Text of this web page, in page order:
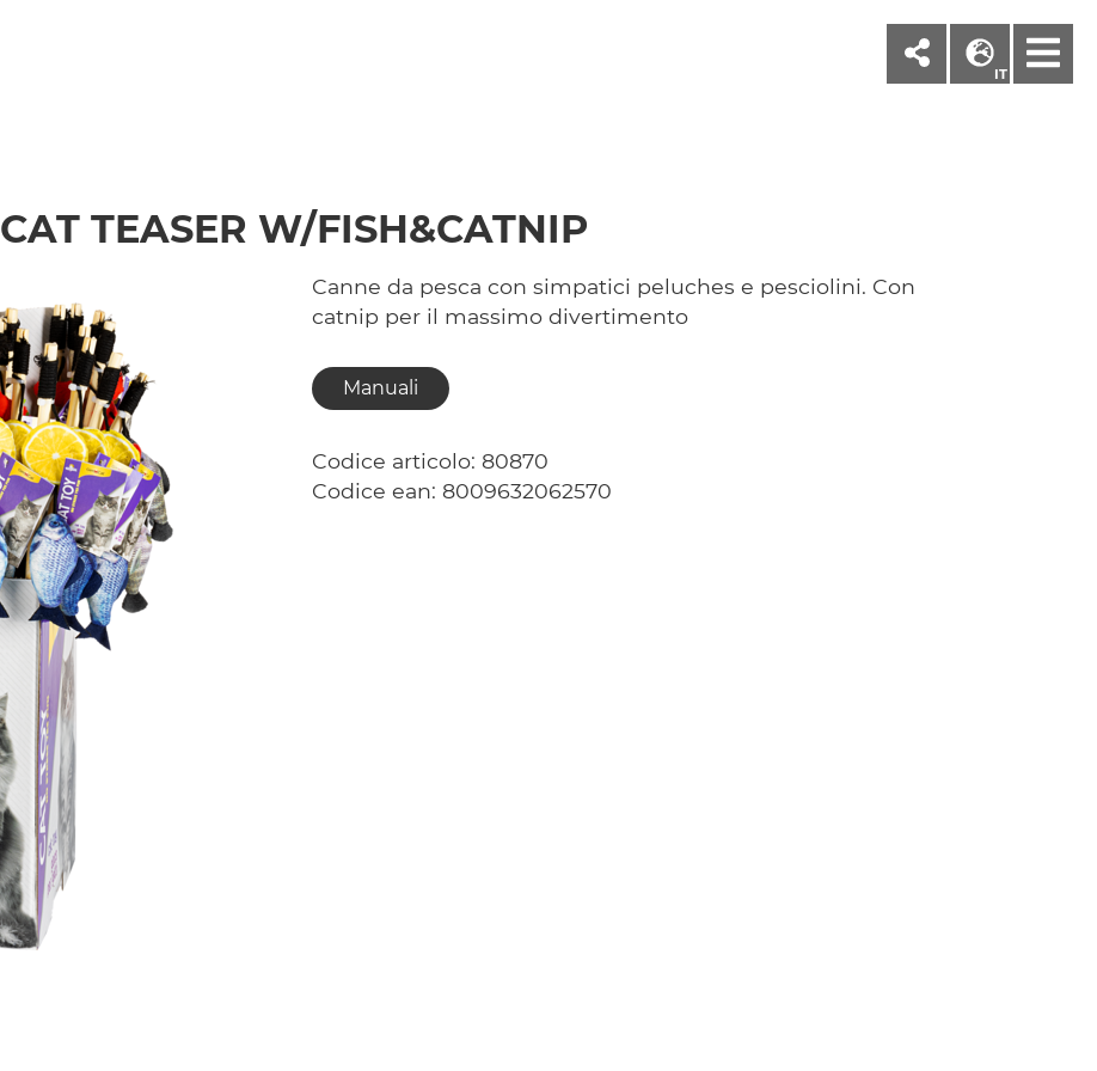
IT
CAT TEASER W/FISH&CATNIP
Canne da pesca con simpatici peluches e pesciolini. Con
catnip per il massimo divertimento
Manuali
Codice articolo: 80870
Codice ean: 8009632062570